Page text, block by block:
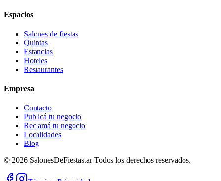
Espacios
Salones de fiestas
Quintas
Estancias
Hoteles
Restaurantes
Empresa
Contacto
Publicá tu negocio
Reclamá tu negocio
Localidades
Blog
© 2026 SalonesDeFiestas.arTodos los derechos reservados.